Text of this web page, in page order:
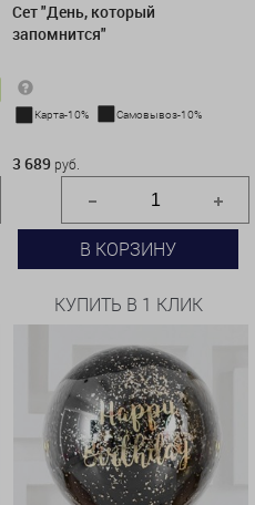
Сет "День, который
запомнится"
Карта-10% Самовывоз-10%
3 689 руб.
В КОРЗИНУ
КУПИТЬ В 1 КЛИК